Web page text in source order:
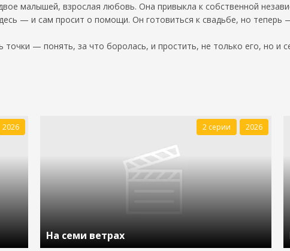
малышей, взрослая любовь. Она привыкла к собственной
— и сам просит о помощи. Он готовиться к свадьбе, но
— понять, за что боролась, и простить, не только его, но и
2026
На семи ветрах
2 серии 2026